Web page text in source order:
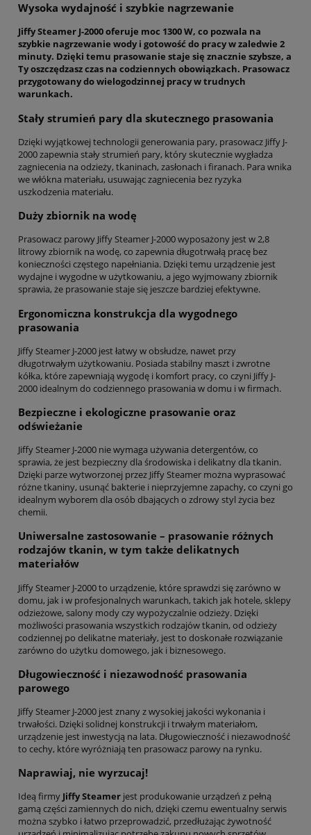
Wysoka wydajność i szybkie nagrzewanie
Jiffy Steamer J-2000 oferuje moc 1300 W, co pozwala na
szybkie nagrzewanie wody i gotowość do pracy w zaledwie 2
minuty. Dzięki temu prasowanie staje się znacznie szybsze, a
Ty oszczędzasz czas na codziennych obowiązkach. Prasowacz
przygotowany do wielogodzinnej pracy w trudnych
warunkach.
Stały strumień pary dla skutecznego prasowania
Dzięki wyjątkowej technologii generowania pary, prasowacz Jiffy J-
2000 zapewnia stały strumień pary, który skutecznie wygładza
zagniecenia na odzieży, tkaninach, zasłonach i firanach. Para wnika
we włókna materiału, usuwając zagniecenia bez ryzyka
uszkodzenia materiału.
Duży zbiornik na wodę
Prasowacz parowy Jiffy Steamer J-2000 wyposażony jest w 2,8
litrowy zbiornik na wodę, co zapewnia długotrwałą pracę bez
konieczności częstego napełniania. Dzięki temu urządzenie jest
wydajne i wygodne w użytkowaniu, a jego wyjmowany zbiornik
sprawia, że prasowanie staje się jeszcze bardziej efektywne.
Ergonomiczna konstrukcja dla wygodnego
prasowania
Jiffy Steamer J-2000 jest łatwy w obsłudze, nawet przy
długotrwałym użytkowaniu. Posiada stabilny maszt i zwrotne
kółka, które zapewniają wygodę i komfort pracy, co czyni Jiffy J-
2000 idealnym do codziennego prasowania w domu i w firmach.
Bezpieczne i ekologiczne prasowanie oraz
odświeżanie
Jiffy Steamer J-2000 nie wymaga używania detergentów, co
sprawia, że jest bezpieczny dla środowiska i delikatny dla tkanin.
Dzięki parze wytworzonej przez Jiffy Steamer można wyprasować
różne tkaniny, usunąć bakterie i nieprzyjemne zapachy, co czyni go
idealnym wyborem dla osób dbających o zdrowy styl życia bez
chemii.
Uniwersalne zastosowanie – prasowanie różnych
rodzajów tkanin, w tym także delikatnych
materiałów
Jiffy Steamer J-2000 to urządzenie, które sprawdzi się zarówno w
domu, jak i w profesjonalnych warunkach, takich jak hotele, sklepy
odzieżowe, salony mody czy wypożyczalnie odzieży. Dzięki
możliwości prasowania wszystkich rodzajów tkanin, od odzieży
codziennej po delikatne materiały, jest to doskonałe rozwiązanie
zarówno do użytku domowego, jak i biznesowego.
Długowieczność i niezawodność prasowania
parowego
Jiffy Steamer J-2000 jest znany z wysokiej jakości wykonania i
trwałości. Dzięki solidnej konstrukcji i trwałym materiałom,
urządzenie jest inwestycją na lata. Długowieczność i niezawodność
to cechy, które wyróżniają ten prasowacz parowy na rynku.
Naprawiaj, nie wyrzucaj!
Ideą firmy Jiffy Steamer jest produkowanie urządzeń z pełną
gamą części zamiennych do nich, dzięki czemu ewentualny serwis
można szybko i łatwo przeprowadzić, przedłużając żywotność